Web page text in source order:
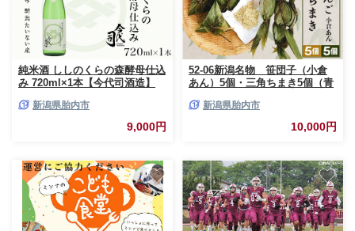
純米酒 ししのくらの森酵母仕込
み 720ml×1本【今代司酒造】
新潟県胎内市
9,000円
52-06新潟名物 笹団子（小倉
あん）5個・三角ちまき5個（青
新潟県胎内市
10,000円